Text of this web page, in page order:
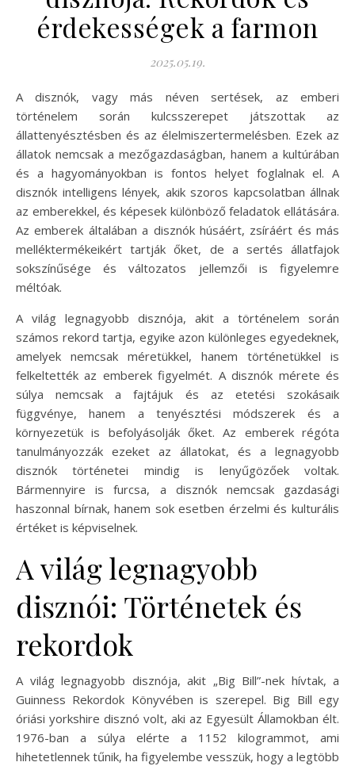
érdekességek a farmon
2025.05.19.
A disznók, vagy más néven sertések, az emberi
történelem során kulcsszerepet játszottak az
állattenyésztésben és az élelmiszertermelésben. Ezek az
állatok nemcsak a mezőgazdaságban, hanem a kultúrában
és a hagyományokban is fontos helyet foglalnak el. A
disznók intelligens lények, akik szoros kapcsolatban állnak
az emberekkel, és képesek különböző feladatok ellátására.
Az emberek általában a disznók húsáért, zsíráért és más
melléktermékeikért tartják őket, de a sertés állatfajok
sokszínűsége és változatos jellemzői is figyelemre
méltóak.
A világ legnagyobb disznója, akit a történelem során
számos rekord tartja, egyike azon különleges egyedeknek,
amelyek nemcsak méretükkel, hanem történetükkel is
felkeltették az emberek figyelmét. A disznók mérete és
súlya nemcsak a fajtájuk és az etetési szokásaik
függvénye, hanem a tenyésztési módszerek és a
környezetük is befolyásolják őket. Az emberek régóta
tanulmányozzák ezeket az állatokat, és a legnagyobb
disznók történetei mindig is lenyűgözőek voltak.
Bármennyire is furcsa, a disznók nemcsak gazdasági
haszonnal bírnak, hanem sok esetben érzelmi és kulturális
értéket is képviselnek.
A világ legnagyobb
disznói: Történetek és
rekordok
A világ legnagyobb disznója, akit „Big Bill”-nek hívtak, a
Guinness Rekordok Könyvében is szerepel. Big Bill egy
óriási yorkshire disznó volt, aki az Egyesült Államokban élt.
1976-ban a súlya elérte a 1152 kilogrammot, ami
hihetetlennek tűnik, ha figyelembe vesszük, hogy a legtöbb